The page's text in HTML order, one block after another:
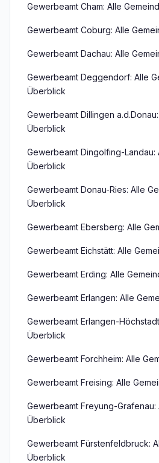
Gewerbeamt Cham: Alle
Gewerbeamt Coburg: Alle
Gewerbeamt Dachau: Alle
Gewerbeamt Deggendorf: Alle
Überblick
Gewerbeamt Dillingen
Überblick
Gewerbeamt Dingolfing-Landau:
Überblick
Gewerbeamt Donau-Ries: Alle
Überblick
Gewerbeamt Ebersberg: Alle
Gewerbeamt Eichstätt: Alle
Gewerbeamt Erding: Alle
Gewerbeamt Erlangen: Alle
Gewerbeamt Erlangen-
Überblick
Gewerbeamt Forchheim: Alle
Gewerbeamt Freising: Alle
Gewerbeamt Freyung-Grafenau:
Überblick
Gewerbeamt Fürstenfeldbruck:
Überblick